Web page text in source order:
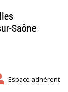
Espace adhérent